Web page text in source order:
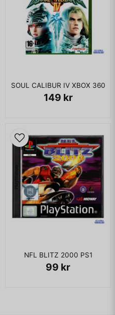
SOUL CALIBUR IV XBOX 360
149 kr
NFL BLITZ 2000 PS1
99 kr